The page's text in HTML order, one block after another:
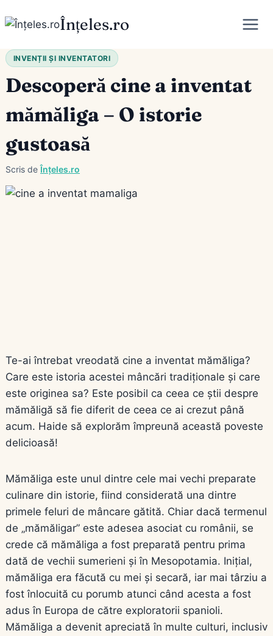
to
Înțeles.ro
INVENȚII ȘI INVENTATORI
Descoperă cine a inventat
mămăliga – O istorie
gustoasă
Scris de Înțeles.ro
Te-ai întrebat vreodată cine a inventat mămăliga?
Care este istoria acestei mâncări tradiționale și care
este originea sa? Este posibil ca ceea ce știi despre
mămăligă să fie diferit de ceea ce ai crezut până
acum. Haide să explorăm împreună această poveste
delicioasă!
Mămăliga este unul dintre cele mai vechi preparate
culinare din istorie, fiind considerată una dintre
primele feluri de mâncare gătită. Chiar dacă termenul
de „mămăligar” este adesea asociat cu românii, se
crede că mămăliga a fost preparată pentru prima
dată de vechii sumerieni și în Mesopotamia. Inițial,
mămăliga era făcută cu mei și secară, iar mai târziu a
fost înlocuită cu porumb atunci când acesta a fost
adus în Europa de către exploratorii spanioli.
Mămăliga a devenit apreciată în multe culturi, inclusiv